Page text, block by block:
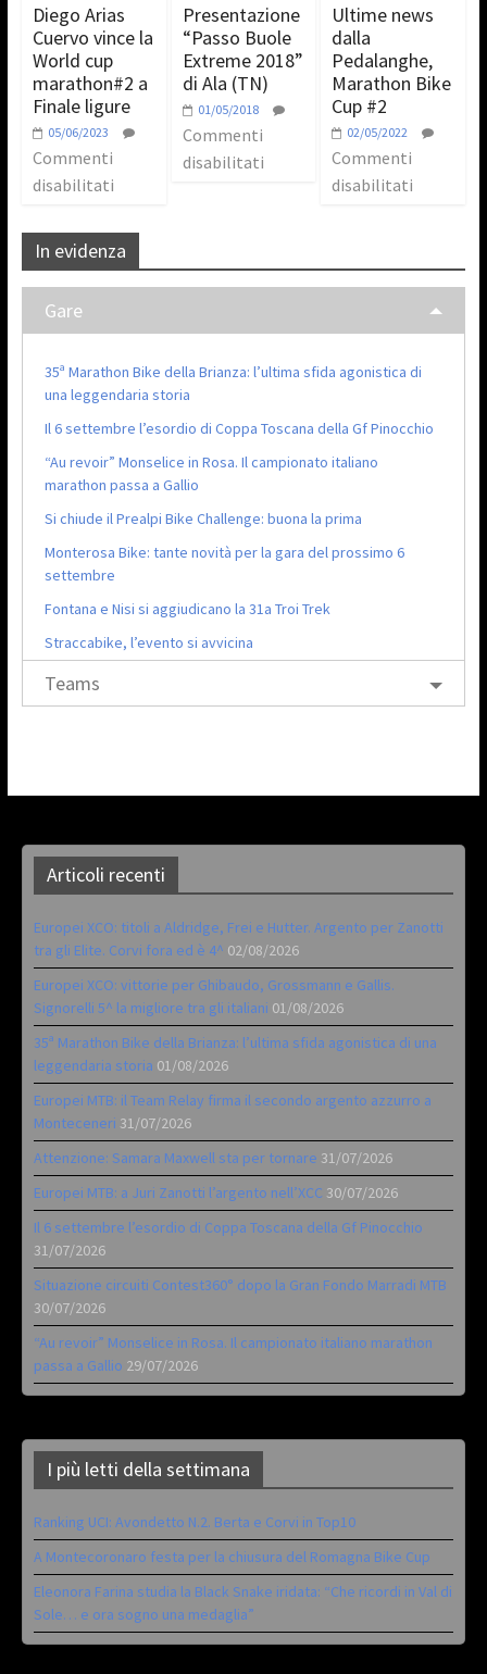
Diego Arias
Cuervo vince la
World cup
marathon#2 a
Finale ligure
05/06/2023
Commenti
disabilitati
Presentazione
“Passo Buole
Extreme 2018”
di Ala (TN)
01/05/2018
Commenti
disabilitati
Ultime news
dalla
Pedalanghe,
Marathon Bike
Cup #2
02/05/2022
Commenti
disabilitati
In evidenza
Gare
35ª Marathon Bike della Brianza: l’ultima sfida agonistica di
una leggendaria storia
Il 6 settembre l’esordio di Coppa Toscana della Gf Pinocchio
“Au revoir” Monselice in Rosa. Il campionato italiano
marathon passa a Gallio
Si chiude il Prealpi Bike Challenge: buona la prima
Monterosa Bike: tante novità per la gara del prossimo 6
settembre
Fontana e Nisi si aggiudicano la 31a Troi Trek
Straccabike, l’evento si avvicina
Teams
Articoli recenti
Europei XCO: titoli a Aldridge, Frei e Hutter. Argento per Zanotti
tra gli Elite. Corvi fora ed è 4^ 02/08/2026
Europei XCO: vittorie per Ghibaudo, Grossmann e Gallis.
Signorelli 5^ la migliore tra gli italiani 01/08/2026
35ª Marathon Bike della Brianza: l’ultima sfida agonistica di una
leggendaria storia 01/08/2026
Europei MTB: il Team Relay firma il secondo argento azzurro a
Monteceneri 31/07/2026
Attenzione: Samara Maxwell sta per tornare 31/07/2026
Europei MTB: a Juri Zanotti l’argento nell’XCC 30/07/2026
Il 6 settembre l’esordio di Coppa Toscana della Gf Pinocchio
31/07/2026
Situazione circuiti Contest360° dopo la Gran Fondo Marradi MTB
30/07/2026
“Au revoir” Monselice in Rosa. Il campionato italiano marathon
passa a Gallio 29/07/2026
I più letti della settimana
Ranking UCI: Avondetto N.2. Berta e Corvi in Top10
A Montecoronaro festa per la chiusura del Romagna Bike Cup
Eleonora Farina studia la Black Snake iridata: “Che ricordi in Val di
Sole… e ora sogno una medaglia”